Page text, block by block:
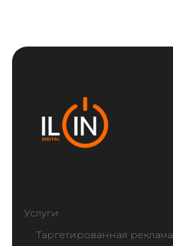
Услуги
Таргетированная реклама